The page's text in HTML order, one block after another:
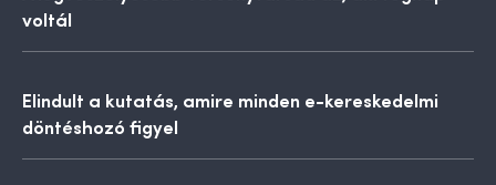
voltál
Elindult a kutatás, amire minden e-kereskedelmi
döntéshozó figyel